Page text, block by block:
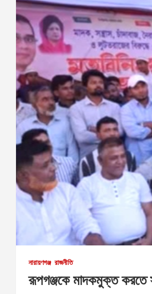
নারায়ণগঞ্জ রাজনীতি
রূপগঞ্জকে মাদকমুক্ত করতে